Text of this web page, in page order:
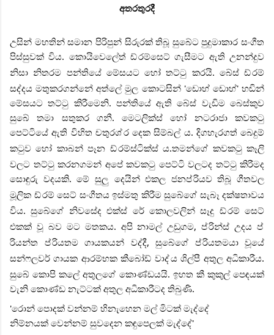
අතරතුරදී
උසින් මහතින් සමාන පිරිපුන් සිරුරක් තිබූ සුබේට පුදුමාකාර සංගීත
පිස්සුවක් විය. කොයිවෙලේත් ඩ්රම්සෙට් ගැසීමට ඇති උනන්දුව
නිසා නිතරම පන්තියේ මේසයට හෝ තට්ටු කරයි. බේස් ඩ්රම්
සද්දය මතුකරගන්නේ අත්ලේ මුල කොටසින් 'ඩොහ් ඩොහ්' හඬින්
මේසයට තට්ටු කිරීමෙනි. පන්තියේ ඇති බේස් වැඩිම බෙස්කුව
සුබේ තමා සතුකර ගනී. මෙටලික්ස් හෝ නටරාජා කවකටු
පෙට්ටියේ ඇති විහිත චතුරශ්ර දෙක සිම්බල් ය. දිගහැරගත් බෙදුම්
කටුව හෝ කාබන් පෑන ඩ්රම්ස්ටික්ස් ය.තමන්ගේ කවකටු කෑලි
වලට තට්ටු කරනගමන් අපේ කවකටු පෙට්ටි වලටද තට්ටු කිරීමද
සොඳුරු වදයකි. මේ සුලු දෙයින් එකල ජනප්රියව තිබූ ගීතවල
මූලික ඩ්රම් සෙට් සංගීතය ඉස්මතු කිරීම සුබේගේ සැබෑ දක්ෂතාවය
විය. සුබේගේ නිවසේද එක්ස් රේ කොලවලින් සෑදු ඩ්රම් සෙට්
එකක් වූ බව මට මතකය. අපි නාමල් උඩුගම, ප්රින්ස් උදය ප්
රියන්ත ප්රියතම ගායකයන් වද්දී, සුබේගේ ප්රියතමයා වූයේ
සන්ෆලවර් ගායක ආරම්භක කීබෝඩ් වාද්ය ශිල්පී අතුල අධිකාරීය.
සුබේ කොපි කලේ අතුලගේ කොණ්ඩයයි. ඉහත කී කුකුල් පෙඳයක්
වැනි කොණ්ඩ නැට්ටක් අතුල අධිකාරීටද තිබුණි.
'රොන් පොදක් වන්නම් හිනැහෙන මල් මිටක් මැද්දේ
නිම්නයක් වෙන්නම් සුවදෙන කඳුපෙලක් මැද්දේ'